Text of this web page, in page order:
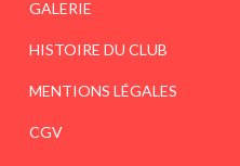
GALERIE
HISTOIRE DU CLUB
MENTIONS LÉGALES
CGV